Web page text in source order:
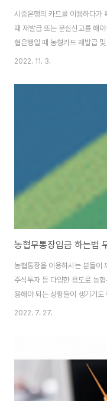
시중은행의 카드를 이용하다가
때 재발급 또는 분실신고를 해
협은행일 때 농형카드 재발급
다. 농협카드 재발급 방법 농협
입니다. 농협카드 고객센터는
번호에 전화하여 상담원에게
실신고는 24시간 운영이니 빠
상황이라면 당연히 농협카드
를 클릭하시고 신고하시기 바랍
2022. 11. 3.
농협무통장입금 하는법
농협통장을 이용하시는 분들이
주식투자 등 다양한 용도로 농
용해야 되는 상황들이 생기기
류할 수 있습니다. [ATM 농협
는 당행 농협무통장입금만 가
번호입력, 전화번호입력을 합
두 제것이고 당행은행인데 다
민번호를 다른분으로 입력해
100만원 한도가 있습니다. 수
2022. 7. 27.